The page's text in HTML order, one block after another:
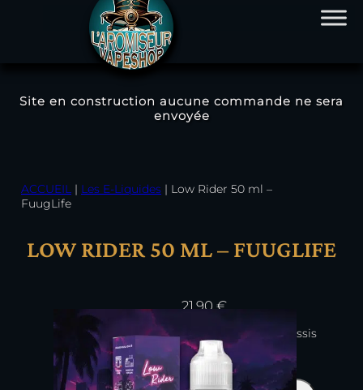
Site en construction aucune commande ne sera
envoyée
ACCUEIL | Les E-Liquides | Low Rider 50 ml –
FuugLife
LOW RIDER 50 ML – FUUGLIFE
21,90 €
Boisson citron et cassis
En stock